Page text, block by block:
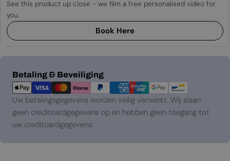
See this product up close - we film a free personalised video for
you.
Book Here
Betaling & Beveiliging
Betaalmethoden
Uw betalingsgegevens worden veilig verwerkt. Wij slaan
geen creditcardgegevens op en hebben geen toegang tot
uw creditcardgegevens.